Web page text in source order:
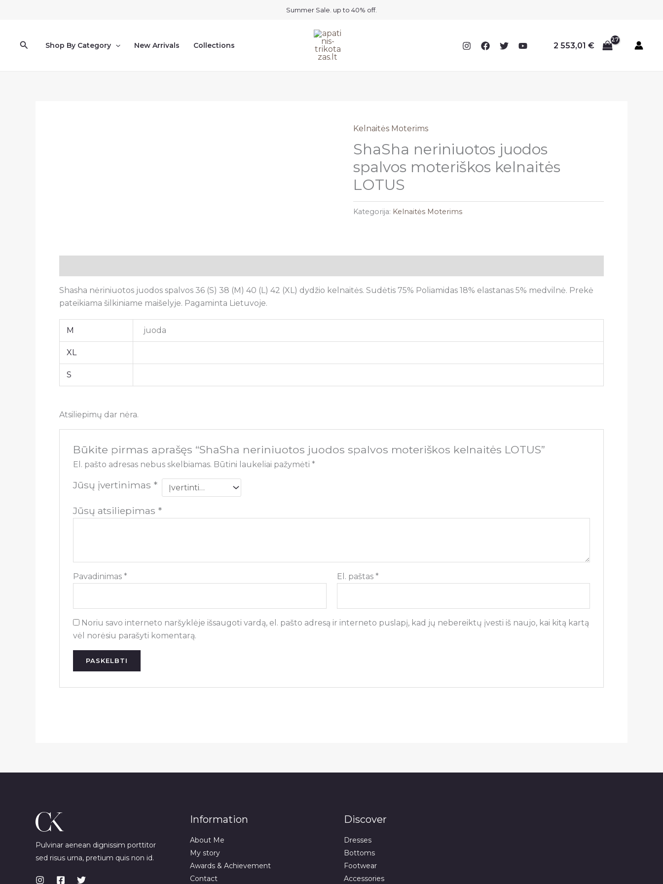
Summer Sale. up to 40% off.
PaieškaShop By Category New Arrivals Collections 2 553,01 €
Kelnaitės Moterims
ShaSha neriniuotos juodos
spalvos moteriškos kelnaitės
LOTUS
Kategorija: Kelnaitės Moterims
Shasha nėriniuotos juodos spalvos 36 (S) 38 (M) 40 (L) 42 (XL) dydžio kelnaitės. Sudėtis 75% Poliamidas 18% elastanas 5% medvilnė. Prekė
pateikiama šilkiniame maišelyje. Pagaminta Lietuvoje.
M juoda
XL
S
Atsiliepimų dar nėra.
Būkite pirmas aprašęs “ShaSha neriniuotos juodos spalvos moteriškos kelnaitės LOTUS”
El. pašto adresas nebus skelbiamas. Būtini laukeliai pažymėti *
Jūsų įvertinimas *
Jūsų atsiliepimas *
Pavadinimas * El. paštas *
Noriu savo interneto naršyklėje išsaugoti vardą, el. pašto adresą ir interneto puslapį, kad jų nebereiktų įvesti iš naujo, kai kitą kartą
vėl norėsiu parašyti komentarą.
Pulvinar aenean dignissim porttitor
sed risus urna, pretium quis non id.
Information
About Me
My story
Awards & Achievement
Contact
Discover
Dresses
Bottoms
Footwear
Accessories